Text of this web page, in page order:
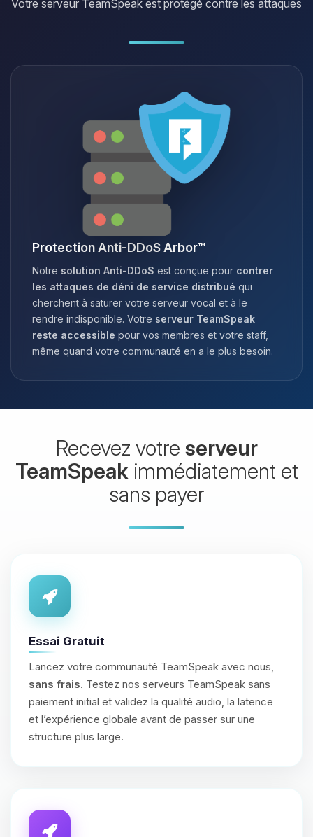
Votre serveur TeamSpeak est protégé contre les attaques
Protection Anti-DDoS Arbor™
Notre solution Anti-DDoS est conçue pour contrer
les attaques de déni de service distribué qui
cherchent à saturer votre serveur vocal et à le
rendre indisponible. Votre serveur TeamSpeak
reste accessible pour vos membres et votre staff,
même quand votre communauté en a le plus besoin.
Recevez votre serveur
TeamSpeak immédiatement et
sans payer
Essai Gratuit
Lancez votre communauté TeamSpeak avec nous,
sans frais. Testez nos serveurs TeamSpeak sans
paiement initial et validez la qualité audio, la latence
et l’expérience globale avant de passer sur une
structure plus large.